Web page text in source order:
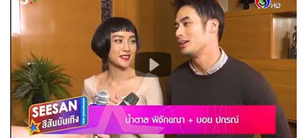
10-11-2565
สายลับลิปกลอส